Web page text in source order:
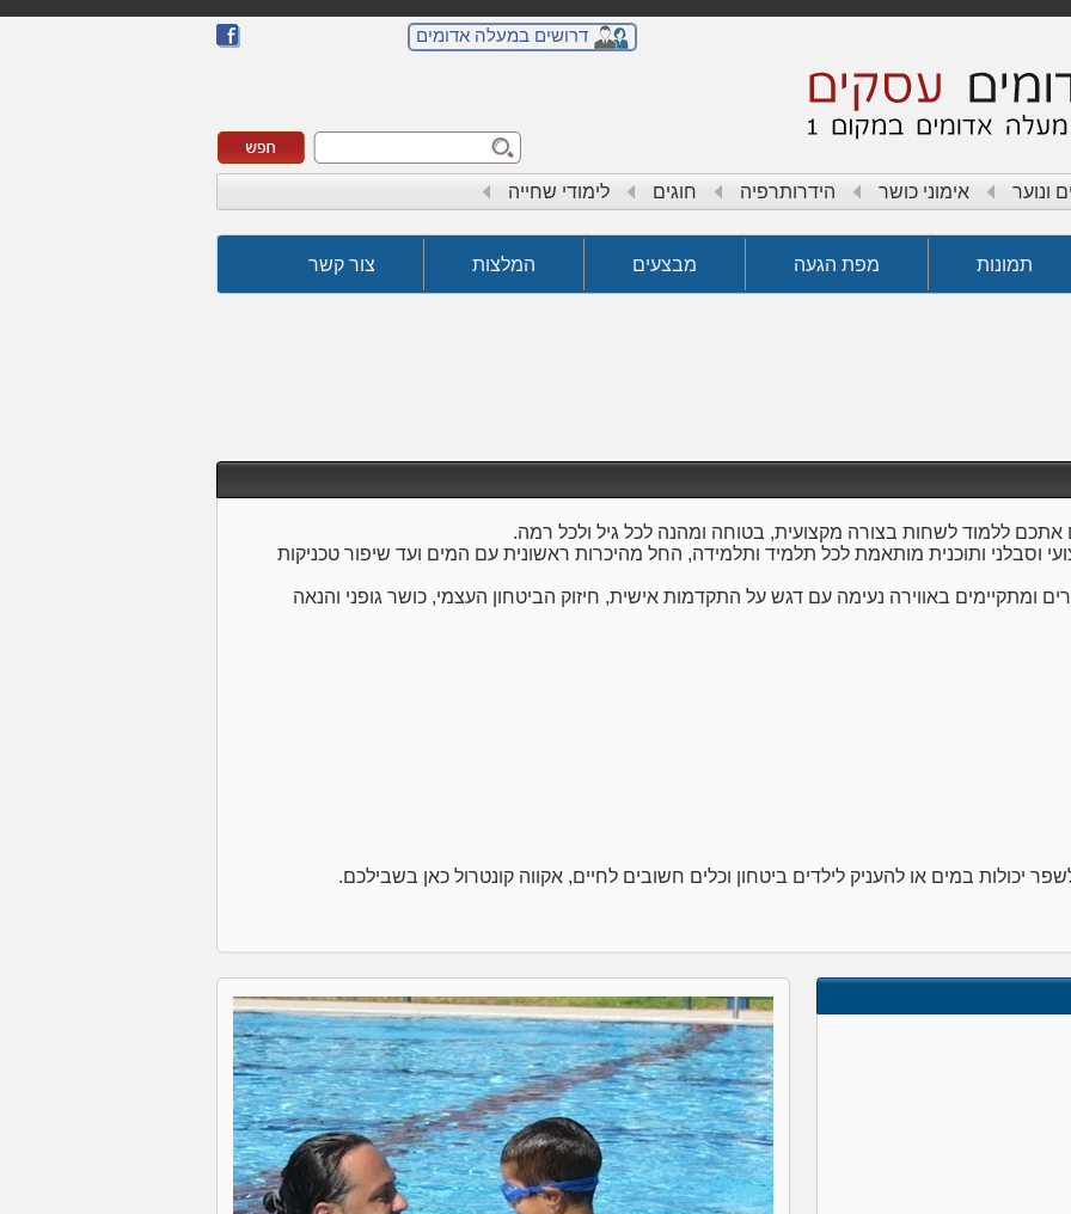
דרושים במעלה אדומים
ונוער אימוני כושר הידרותרפיה חוגים לימודי שחייה
תמונות מפת הגעה מבצעים המלצות צור קשר
אתכם ללמוד לשחות בצורה מקצועית, בטוחה ומהנה לכל גיל ולכל רמה.
וסבלני ותוכנית מותאמת לכל תלמיד ותלמידה, החל מהיכרות ראשונית עם המים ועד שיפור טכניקות
ומתקיימים באווירה נעימה עם דגש על התקדמות אישית, חיזוק הביטחון העצמי, כושר גופני והנאה
יכולות במים או להעניק לילדים ביטחון וכלים חשובים לחיים, אקווה קונטרול כאן בשבילכם.